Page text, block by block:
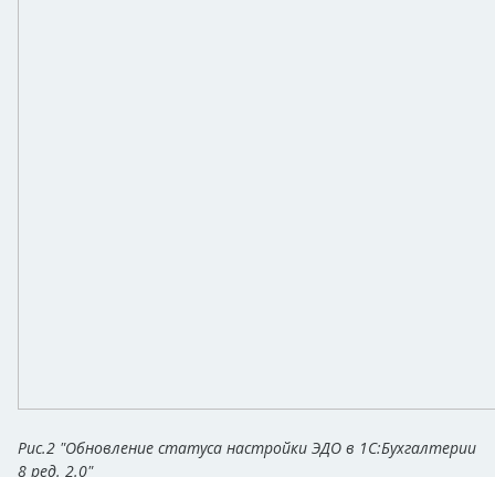
Рис.2 "Обновление статуса настройки ЭДО в 1С:Бухгалтерии
8 ред. 2.0"